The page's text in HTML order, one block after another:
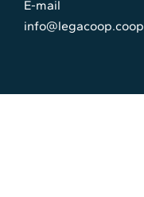
E-mail
info@legacoop.coop